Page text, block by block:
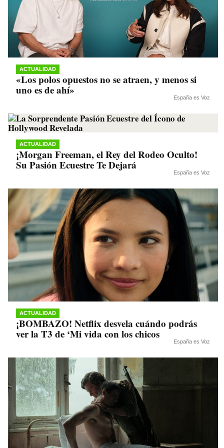
ACTUALIDAD
«Los polos opuestos no se atraen, y menos si
uno es de ahí»
España es Voz
ACTUALIDAD
¡Morgan Freeman, el Rey del Rodeo Oculto!
Su Pasión Ecuestre Te Dejará
España es Voz
ACTUALIDAD
¡BOMBAZO! Netflix desvela cuándo podrás
ver la T3 de ‘Mi vida con los chicos
España es Voz